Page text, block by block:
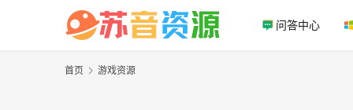
问答中心
首页 游戏资源